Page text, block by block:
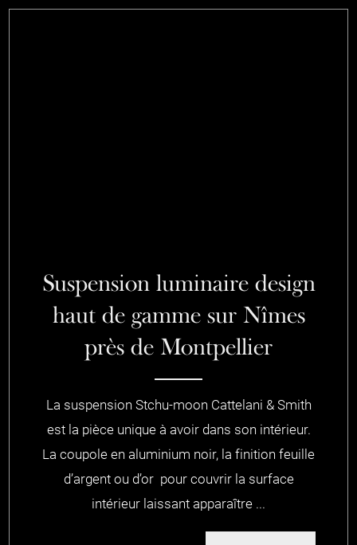
Suspension luminaire design
haut de gamme sur Nîmes
près de Montpellier
La suspension Stchu-moon Cattelani & Smith
est la pièce unique à avoir dans son intérieur.
La coupole en aluminium noir, la finition feuille
d’argent ou d’or pour couvrir la surface
intérieur laissant apparaître ...